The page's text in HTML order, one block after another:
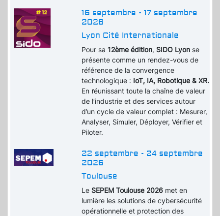
16 septembre - 17 septembre
2026
Lyon Cité Internationale
Pour sa12ème édition, SIDO Lyon se
présente comme un rendez-vous de
référence de la convergence
technologique : IoT, IA, Robotique & XR.
En réunissant toute la chaîne de valeur
de l’industrie et des services autour
d’un cycle de valeur complet : Mesurer,
Analyser, Simuler, Déployer, Vérifier et
Piloter.
22 septembre - 24 septembre
2026
Toulouse
Le SEPEM Toulouse 2026 met en
lumière les solutions de cybersécurité
opérationnelle et protection des